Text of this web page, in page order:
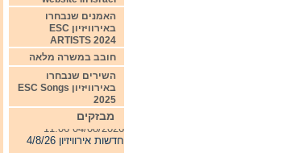
האמנים שנבחרו
באירוויזיון ESC
ARTISTS 2024
חובב במשרה מלאה
השירים שנבחרו
באירוויזיון ESC Songs
2025
מבזקים
04/08/2026 11:06
חדשות אירוויזיון 4/8/26